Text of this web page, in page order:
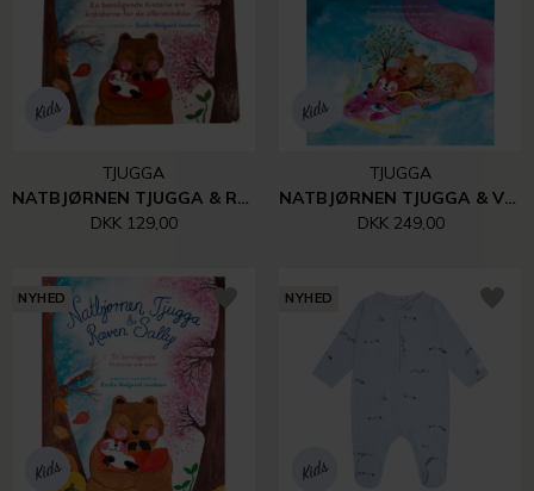
TJUGGA
NATBJØRNEN TJUGGA & RÆVEN SALLY - PAPBOG
DKK 129,00
TJUGGA
NATBJØRNEN TJUGGA & VENSKABSKABSKAGEN
DKK 249,00
NYHED NYHED